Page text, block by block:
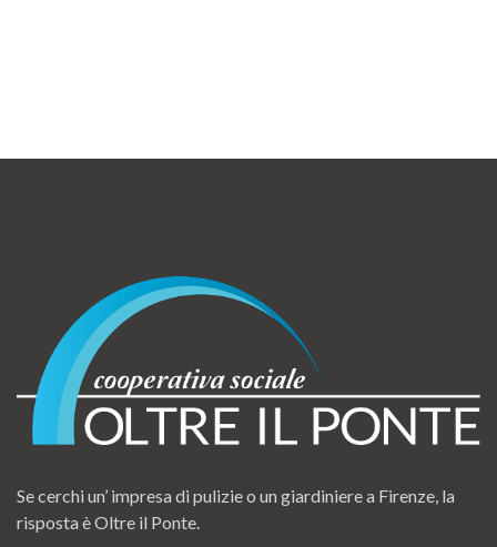
Se cerchi un’ impresa di pulizie o un giardiniere a Firenze, la
risposta è Oltre il Ponte.